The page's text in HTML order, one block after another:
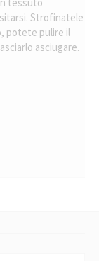
Strofinatele
potete pulire il
asciugare.